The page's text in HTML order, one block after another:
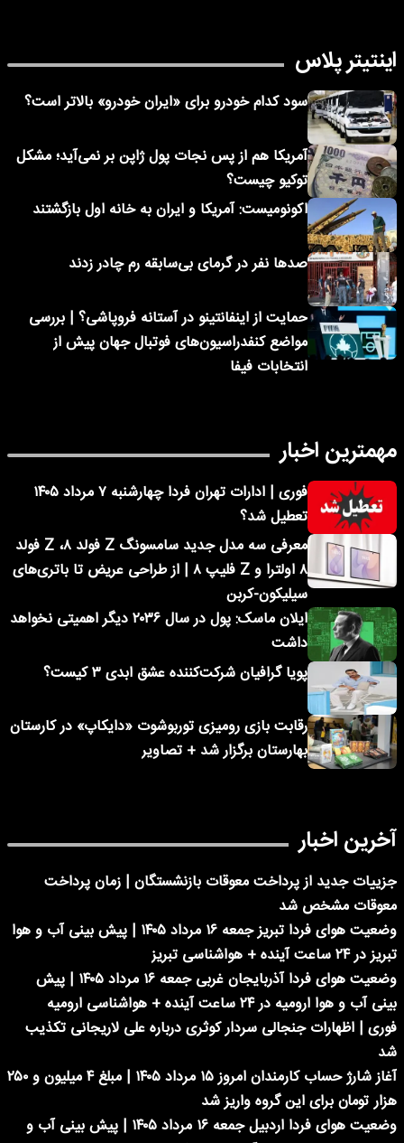
اینتیتر پلاس
سود کدام خودرو برای «ایران خودرو» بالاتر است؟
آمریکا هم از پس نجات پول ژاپن بر نمی‌آید؛ مشکل
توکیو چیست؟
اکونومیست: آمریکا و ایران به خانه اول بازگشتند
صدها نفر در گرمای بی‌سابقه رم چادر زدند
حمایت از اینفانتینو در آستانه فروپاشی؟ | بررسی
مواضع کنفدراسیون‌های فوتبال جهان پیش از
انتخابات فیفا
مهمترین اخبار
فوری | ادارات تهران فردا چهارشنبه ۷ مرداد ۱۴۰۵
تعطیل شد؟
معرفی سه مدل جدید سامسونگ Z فولد ۸، Z فولد
۸ اولترا و Z فلیپ ۸ | از طراحی عریض تا باتری‌های
سیلیکون-کربن
ایلان ماسک: پول در سال ۲۰۳۶ دیگر اهمیتی نخواهد
داشت
پویا گرافیان شرکت‌کننده عشق ابدی ۳ کیست؟
رقابت بازی رومیزی توربوشوت «دایکاپ» در کارستان
بهارستان برگزار شد + تصاویر
آخرین اخبار
جزییات جدید از پرداخت معوقات بازنشستگان | زمان پرداخت
معوقات مشخص شد
وضعیت هوای فردا تبریز جمعه ۱۶ مرداد ۱۴۰۵ | پیش بینی آب و هوا
تبریز در ۲۴ ساعت آینده + هواشناسی تبریز
وضعیت هوای فردا آذربایجان غربی جمعه ۱۶ مرداد ۱۴۰۵ | پیش
بینی آب و هوا ارومیه در ۲۴ ساعت آینده + هواشناسی ارومیه
فوری | اظهارات جنجالی سردار کوثری درباره علی لاریجانی تکذیب
شد
آغاز شارژ حساب کارمندان امروز ۱۵ مرداد ۱۴۰۵ | مبلغ ۴ میلیون و ۲۵۰
هزار تومان برای این گروه واریز شد
وضعیت هوای فردا اردبیل جمعه ۱۶ مرداد ۱۴۰۵ | پیش بینی آب و